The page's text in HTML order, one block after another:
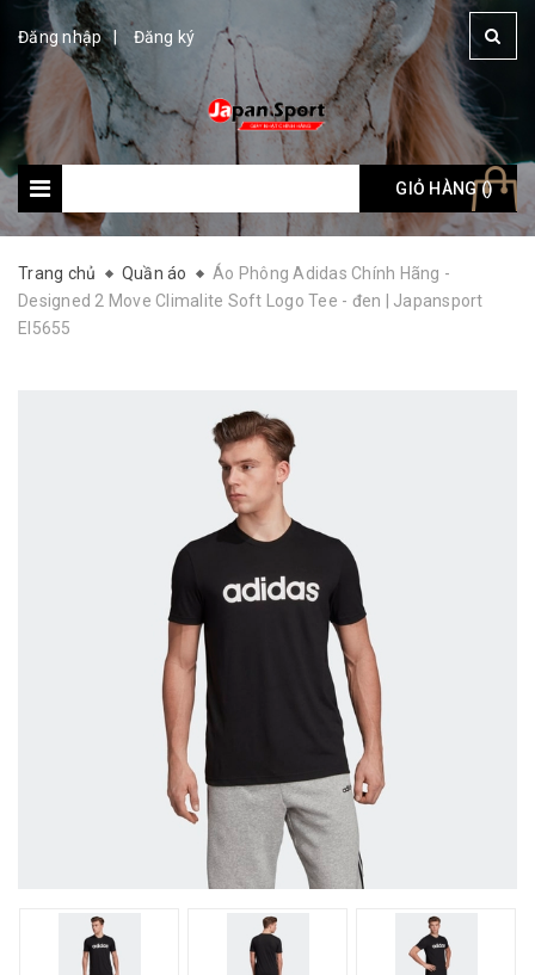
Đăng nhập Đăng ký
Giỏ hàng: ()
GIỎ HÀNG ()
Trang chủ Quần áo
Áo Phông Adidas Chính Hãng -
Designed 2 Move Climalite Soft Logo Tee - đen | Japansport
EI5655